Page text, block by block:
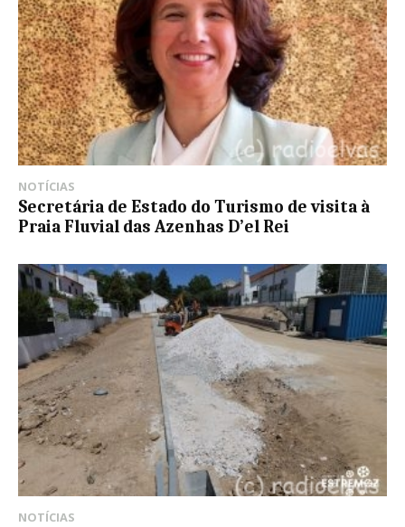
NOTÍCIAS
Secretária de Estado do Turismo de visita à
Praia Fluvial das Azenhas D’el Rei
NOTÍCIAS